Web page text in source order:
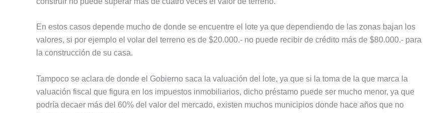
En estos casos depende mucho de donde se encuentre el lote ya que dependiendo de las zonas bajan los
valores, si por ejemplo el volar del terreno es de $20.000.- no puede recibir de crédito más de $80.000.- para
la construcción de su casa.
Tampoco se aclara de donde el Gobierno saca la valuación del lote, ya que si la toma de la que marca la
valuación fiscal que figura en los impuestos inmobiliarios, dicho préstamo puede ser mucho menor, ya que
podría decaer más del 60% del valor del mercado, existen muchos municipios donde hace años que no